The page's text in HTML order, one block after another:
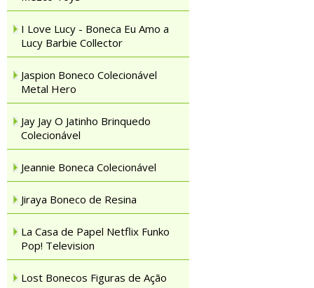
I Love Lucy - Boneca Eu Amo a
Lucy Barbie Collector
Jaspion Boneco Colecionável
Metal Hero
Jay Jay O Jatinho Brinquedo
Colecionável
Jeannie Boneca Colecionável
Jiraya Boneco de Resina
La Casa de Papel Netflix Funko
Pop! Television
Lost Bonecos Figuras de Ação